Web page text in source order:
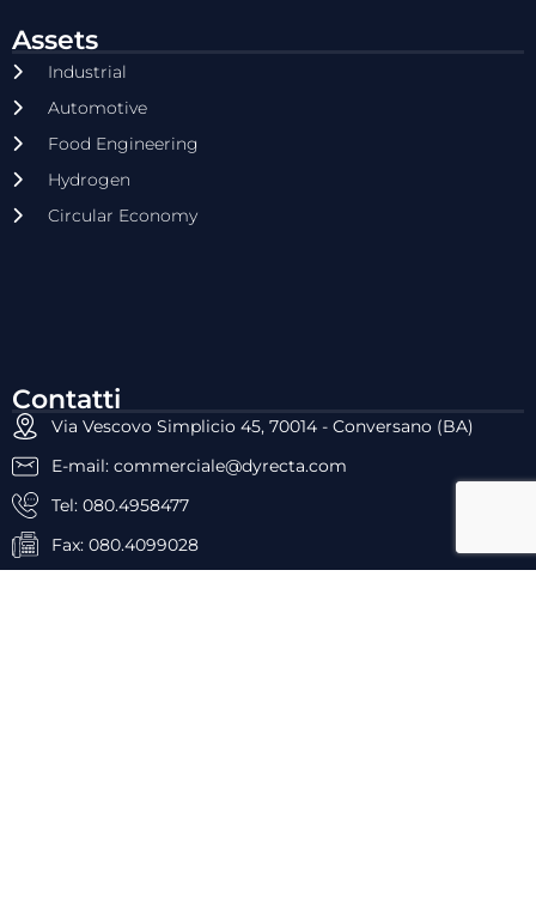
Assets
Industrial
Automotive
Food Engineering
Hydrogen
Circular Economy
Contatti
Via Vescovo Simplicio 45, 70014 - Conversano (BA)
E-mail: commerciale@dyrecta.com
Tel: 080.4958477
Fax: 080.4099028